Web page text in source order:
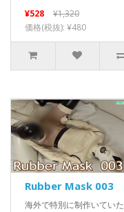
¥528
¥1,320
価格(税抜): ¥480
Rubber Mask 003
海外で特別に制作いていた